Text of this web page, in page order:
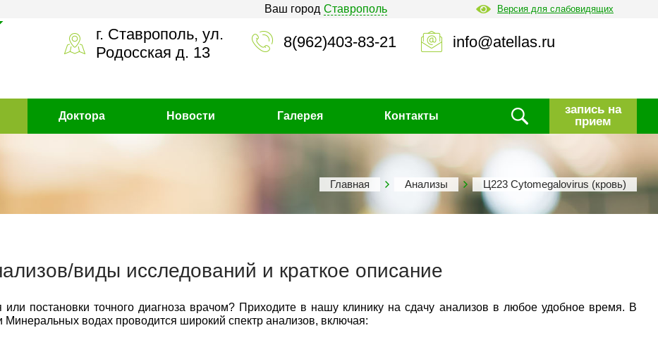
Ваш город Ставрополь Версия для слабовидящих
г. Ставрополь, ул.
Родосская д. 13
8(962)403-83-21 info@atellas.ru
Доктора Новости Галерея Контакты
запись на
прием
Главная Анализы Ц223 Cуtomegalovirus (кровь)
виды исследований и краткое описание
или постановки точного диагноза врачом? Приходите в нашу клинику на сдачу анализов в любое удобное время. В
водах проводится широкий спектр анализов, включая: